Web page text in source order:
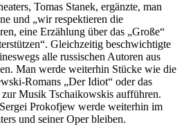
Tomas Stanek, ergänzte, man
und „wir respektieren die
eine Erzählung über das „Große“
Gleichzeitig beschwichtigte
alle russischen Autoren aus
Man werde weiterhin Stücke wie die
Romans „Der Idiot“ oder das
Musik Tschaikowskis aufführen.
Prokofjew werde weiterhin im
und seiner Oper bleiben.